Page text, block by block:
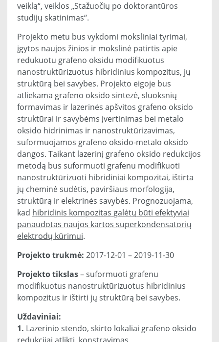
veiklą“, veiklos „Stažuočių po doktorantūros
studijų skatinimas“.
Projekto metu bus vykdomi moksliniai tyrimai,
įgytos naujos žinios ir mokslinė patirtis apie
redukuotu grafeno oksidu modifikuotus
nanostruktūrizuotus hibridinius kompozitus, jų
struktūrą bei savybes. Projekto eigoje bus
atliekama grafeno oksido sintezė, sluoksnių
formavimas ir lazerinės apšvitos grafeno oksido
struktūrai ir savybėms įvertinimas bei metalo
oksido hidrinimas ir nanostruktūrizavimas,
suformuojamos grafeno oksido-metalo oksido
dangos. Taikant lazerinį grafeno oksido redukcijos
metodą bus suformuoti grafenu modifikuoti
nanostruktūrizuoti hibridiniai kompozitai, ištirta
jų cheminė sudėtis, paviršiaus morfologija,
struktūrą ir elektrinės savybės. Prognozuojama,
kad hibridinis kompozitas galėtų būti efektyviai
panaudotas naujos kartos superkondensatorių
elektrodų kūrimui.
Projekto trukmė: 2017-12-01 – 2019-11-30
Projekto tikslas– suformuoti grafenu
modifikuotus nanostruktūrizuotus hibridinius
kompozitus ir ištirti jų struktūrą bei savybes.
Uždaviniai:
1. Lazerinio stendo, skirto lokaliai grafeno oksido